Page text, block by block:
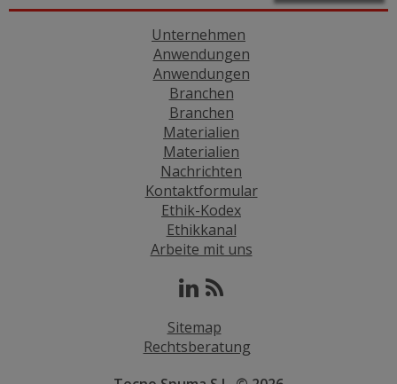
Unternehmen
Anwendungen
Anwendungen
Branchen
Branchen
Materialien
Materialien
Nachrichten
Kontaktformular
Ethik-Kodex
Ethikkanal
Arbeite mit uns
Sitemap
Rechtsberatung